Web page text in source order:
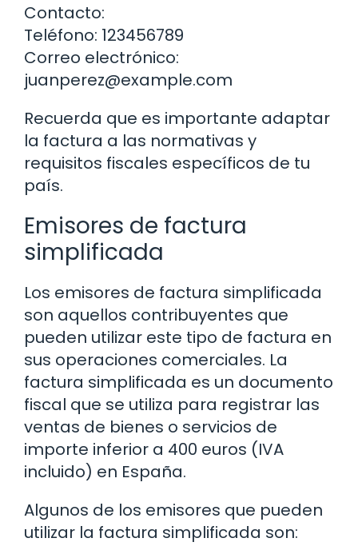
Contacto:
Teléfono: 123456789
Correo electrónico:
juanperez@example.com
Recuerda que es importante adaptar
la factura a las normativas y
requisitos fiscales específicos de tu
país.
Emisores de factura
simplificada
Los emisores de factura simplificada
son aquellos contribuyentes que
pueden utilizar este tipo de factura en
sus operaciones comerciales. La
factura simplificada es un documento
fiscal que se utiliza para registrar las
ventas de bienes o servicios de
importe inferior a 400 euros (IVA
incluido) en España.
Algunos de los emisores que pueden
utilizar la factura simplificada son: